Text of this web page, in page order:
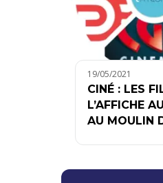
19/05/2021
CINÉ : LES
L’AFFICHE
AU MOULIN